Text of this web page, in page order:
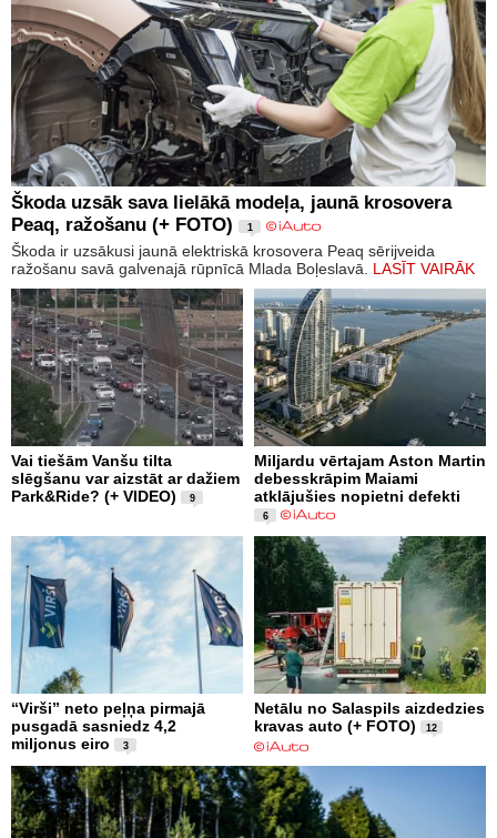
Škoda uzsāk sava lielākā modeļa, jaunā krosovera
Peaq, ražošanu (+ FOTO)
1
Škoda ir uzsākusi jaunā elektriskā krosovera Peaq sērijveida
ražošanu savā galvenajā rūpnīcā Mlada Boļeslavā. LASĪT VAIRĀK
Vai tiešām Vanšu tilta
slēgšanu var aizstāt ar dažiem
Park&Ride? (+ VIDEO)
9
Miljardu vērtajam Aston Martin
debesskrāpim Maiami
atklājušies nopietni defekti
6
“Virši” neto peļņa pirmajā
pusgadā sasniedz 4,2
miljonus eiro
3
Netālu no Salaspils aizdedzies
kravas auto (+ FOTO)
12